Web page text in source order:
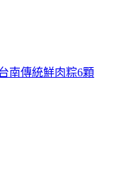
南傳統鮮肉粽6顆